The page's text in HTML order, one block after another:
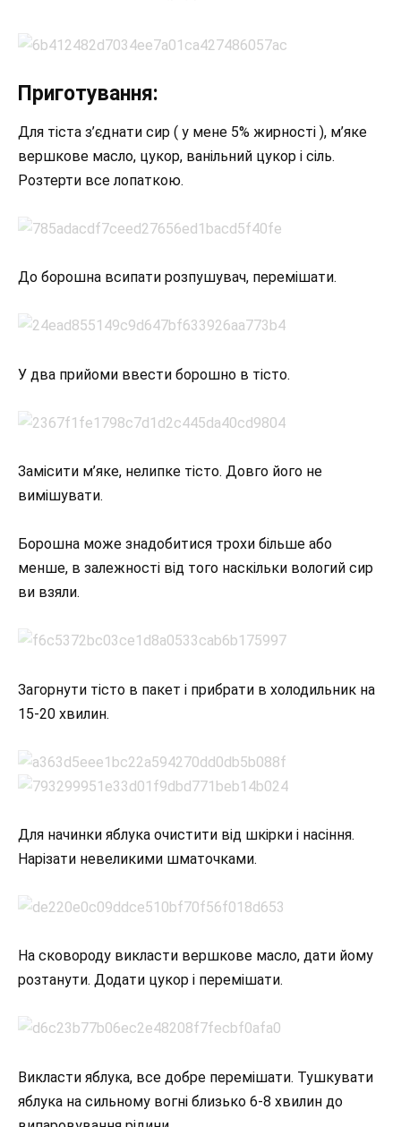
Приготування:
Для тіста з’єднати сир ( у мене 5% жирності ), м’яке
вершкове масло, цукор, ванільний цукор і сіль.
Розтерти все лопаткою.
До борошна всипати розпушувач, перемішати.
У два прийоми ввести борошно в тісто.
Замісити м’яке, нелипке тісто. Довго його не
вимішувати.
Борошна може знадобитися трохи більше або
менше, в залежності від того наскільки вологий сир
ви взяли.
Загорнути тісто в пакет і прибрати в холодильник на
15-20 хвилин.
Для начинки яблука очистити від шкірки і насіння.
Нарізати невеликими шматочками.
На сковороду викласти вершкове масло, дати йому
розтанути. Додати цукор і перемішати.
Викласти яблука, все добре перемішати. Тушкувати
яблука на сильному вогні близько 6-8 хвилин до